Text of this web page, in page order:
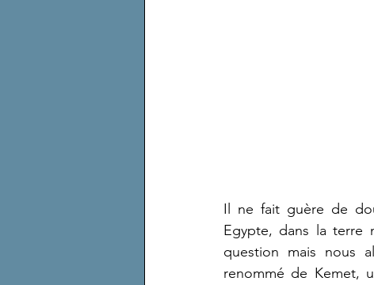
Il ne fait guère de
Egypte, dans la terre
question mais nous
renommé de Kemet,